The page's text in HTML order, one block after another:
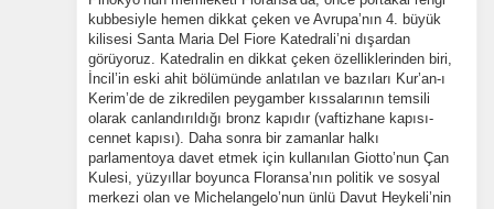
kubbesiyle hemen dikkat çeken ve Avrupa’nın 4. büyük
kilisesi Santa Maria Del Fiore Katedrali’ni dışardan
görüyoruz. Katedralin en dikkat çeken özelliklerinden biri,
İncil’in eski ahit bölümünde anlatılan ve bazıları Kur’an-ı
Kerim’de de zikredilen peygamber kıssalarının temsili
olarak canlandırıldığı bronz kapıdır (vaftizhane kapısı-
cennet kapısı). Daha sonra bir zamanlar halkı
parlamentoya davet etmek için kullanılan Giotto’nun Çan
Kulesi, yüzyıllar boyunca Floransa’nın politik ve sosyal
merkezi olan ve Michelangelo’nun ünlü Davut Heykeli’nin